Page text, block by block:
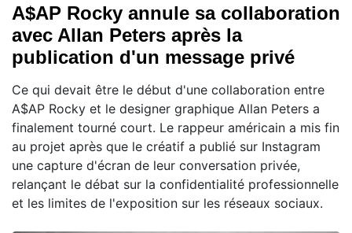
A$AP Rocky annule sa collaboration
avec Allan Peters après la
publication d'un message privé
Ce qui devait être le début d'une collaboration entre
A$AP Rocky et le designer graphique Allan Peters a
finalement tourné court. Le rappeur américain a mis fin
au projet après que le créatif a publié sur Instagram
une capture d'écran de leur conversation privée,
relançant le débat sur la confidentialité professionnelle
et les limites de l'exposition sur les réseaux sociaux.